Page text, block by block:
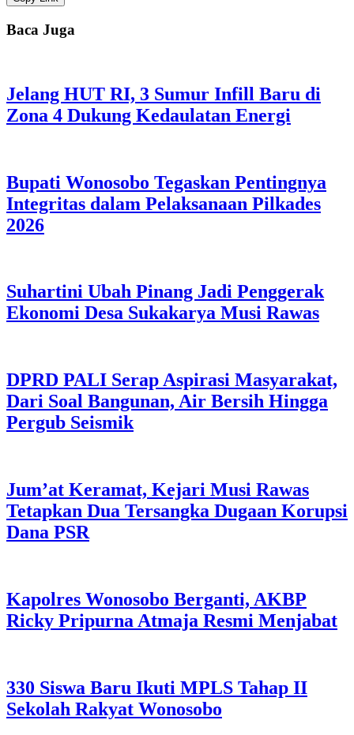
Baca Juga
Jelang HUT RI, 3 Sumur Infill Baru di
Zona 4 Dukung Kedaulatan Energi
Bupati Wonosobo Tegaskan Pentingnya
Integritas dalam Pelaksanaan Pilkades
2026
Suhartini Ubah Pinang Jadi Penggerak
Ekonomi Desa Sukakarya Musi Rawas
DPRD PALI Serap Aspirasi Masyarakat,
Dari Soal Bangunan, Air Bersih Hingga
Pergub Seismik
Jum’at Keramat, Kejari Musi Rawas
Tetapkan Dua Tersangka Dugaan Korupsi
Dana PSR
Kapolres Wonosobo Berganti, AKBP
Ricky Pripurna Atmaja Resmi Menjabat
330 Siswa Baru Ikuti MPLS Tahap II
Sekolah Rakyat Wonosobo